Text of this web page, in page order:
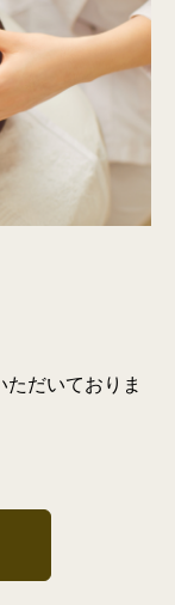
だいておりま